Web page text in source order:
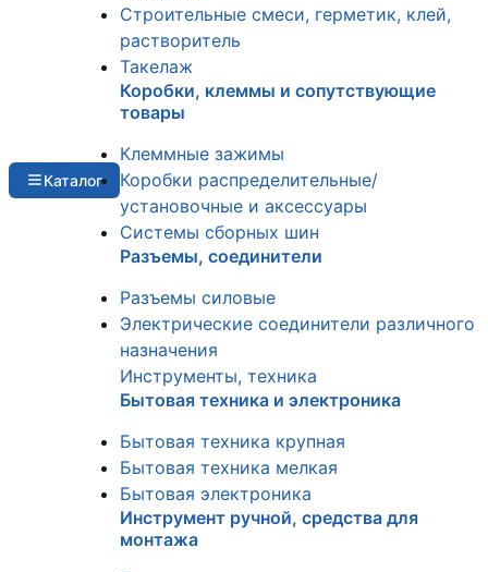
Каталог
Строительные смеси, герметик, клей,
растворитель
Такелаж
Коробки, клеммы и сопутствующие
товары
Клеммные зажимы
Коробки распределительные/
установочные и аксессуары
Системы сборных шин
Разъемы, соединители
Разъемы силовые
Электрические соединители различного
назначения
Инструменты, техника
Бытовая техника и электроника
Бытовая техника крупная
Бытовая техника мелкая
Бытовая электроника
Инструмент ручной, средства для
монтажа